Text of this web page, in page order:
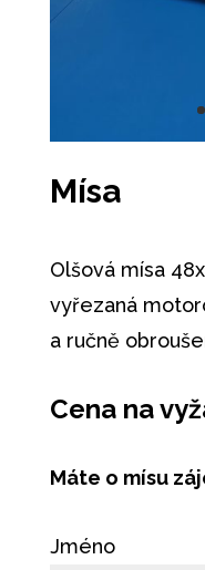
Mísa
Olšová mísa
vyřezaná
a ručně
Cena na
Máte o mísu
Jméno